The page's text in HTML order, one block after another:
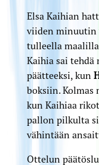
Elsa Kaihian
viiden minuutin
tulleella
Kaihia sai
päätteeksi, kun
boksiin. Kolmas
kun Kaihiaa
pallon pilkulta
vähintään
Ottelun